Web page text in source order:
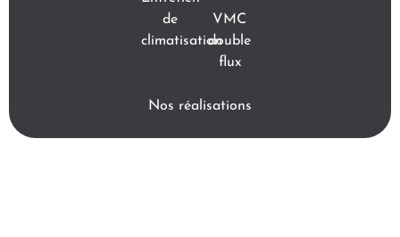
de
climatisation
VMC
double
flux
Nos réalisations